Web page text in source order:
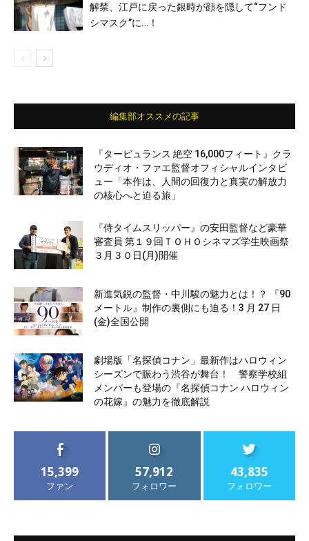
解禁、江戸に戻った銀時が顔を隠して“フンド
シマスク”に…！
編集部オススメの記事
『タービュランス 絶空 16,000フィート』クラ
ウディオ・ファエ監督オフィシャルインタビ
ュー「本作は、人間の回復力と真実の解放力
の核心へと迫る旅」
『侍タイムスリッパー』の安田監督など豪華
審査員 第１９回ＴＯＨＯシネマズ学生映画祭
３月３０日(月)開催
新進気鋭の監督・中川駿の魅力とは！？ 『90
メートル』制作の裏側にも迫る！3 月 27 日
(金)全国公開
劇場版「名探偵コナン」最新作はハロウィン
シーズンで賑わう渋谷が舞台！ 警察学校組
メンバーも登場の『名探偵コナン ハロウィン
の花嫁』の魅力を徹底解説
15,399
ファン
57,912
フォロワー
43,835
フォロワー